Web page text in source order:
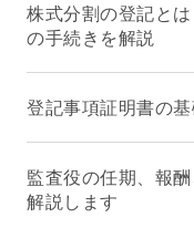
株式分割の登記と
の手続きを解説
登記事項証明書の
監査役の任期、報
解説します